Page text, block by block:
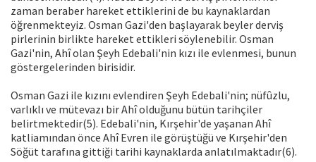
zaman beraber hareket ettiklerini de bu kaynaklardan
öğrenmekteyiz. Osman Gazi'den başlayarak beyler derviş
pirlerinin birlikte hareket ettikleri söylenebilir. Osman
Gazi'nin, Ahî olan Şeyh Edebali'nin kızı ile evlenmesi, bunun
göstergelerinden birisidir.
Osman Gazi ile kızını evlendiren Şeyh Edebali'nin; nüfûzlu,
varlıklı ve mütevazı bir Ahî olduğunu bütün tarihçiler
belirtmektedir(5). Edebali'nin, Kırşehir'de yaşanan Ahî
katliamından önce Ahî Evren ile görüştüğü ve Kırşehir'den
Söğüt tarafına gittiği tarihi kaynaklarda anlatılmaktadır(6).